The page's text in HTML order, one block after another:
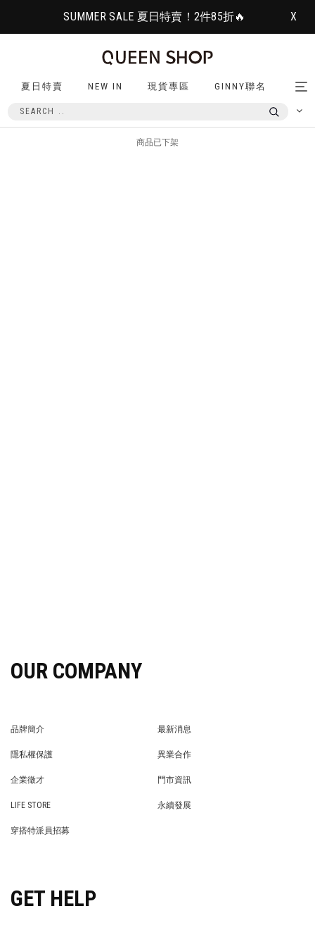
SUMMER SALE 夏日特賣！2件85折🔥 X
夏日特賣 NEW IN 現貨專區 GINNY聯名
商品已下架
OUR COMPANY
品牌簡介
最新消息
隱私權保護
異業合作
企業徵才
門市資訊
LIFE STORE
永續發展
穿搭特派員招募
GET HELP